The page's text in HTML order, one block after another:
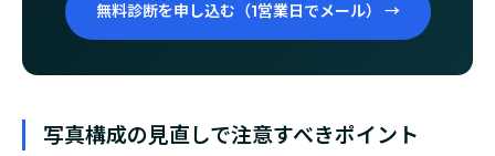
無料診断を申し込む（1営業日でメール） →
写真構成の見直しで注意すべきポイント